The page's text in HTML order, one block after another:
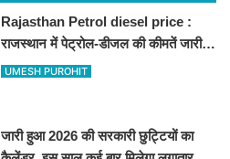
Rajasthan Petrol diesel price :
राजस्थान में पेट्रोल-डीजल की कीमतें जारी,
जानिए बीकानेर समेत पुरे प्रदेश में नए रेट
UMESH PUROHIT
जारी हुआ 2026 की सरकारी छुट्टियों का